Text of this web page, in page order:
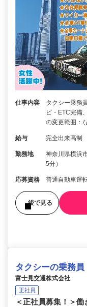
仕事内容
タクシー乗務
ビ・ETC完備
の変更範囲：
給与 完全出来高制
勤務地
神奈川県横浜
5分）
応募資格 普通自動車運
後で見る
タクシーの乗務員
富士見交通株式会社
正社員
＜正社員募集！＞